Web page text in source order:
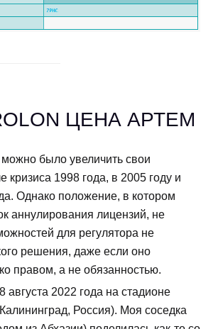
ЦЕНА АРТЕМ
было увеличить свои
кризиса 1998 года, в 2005 году и
Однако положение, в котором
аннулирования лицензий, не
для регулятора не
решения, даже если оно
правом, а не обязанностью.
августа 2022 года на стадионе
Россия). Моя соседка